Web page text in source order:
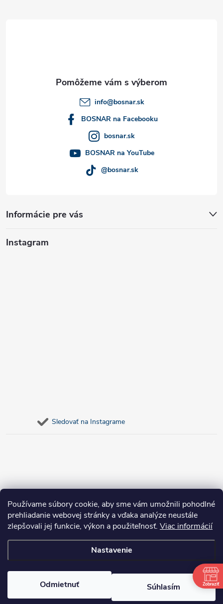
Používame súbory cookie, aby sme vám umožnili pohodlné
prehliadanie webovej stránky a vďaka analýze neustále
zlepšovali jej funkcie, výkon a použiteľnosť. Viac informácií
Nastavenie
Odmietnuť Súhlasím
Informácie pre vás
info@bosnar.sk
BOSNAR na Facebooku
bosnar.sk
BOSNAR na YouTube
@bosnar.sk
Instagram
Sledovať na Instagrame
Upraviť nastavenie
cookies
Zobraziť